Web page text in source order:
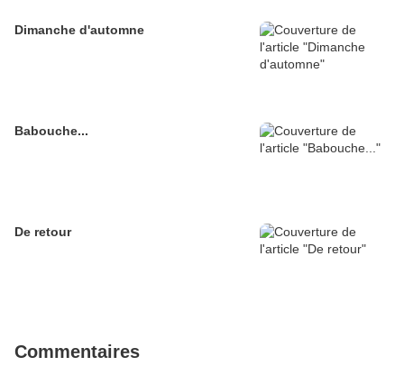
Dimanche d'automne
Babouche...
De retour
Commentaires